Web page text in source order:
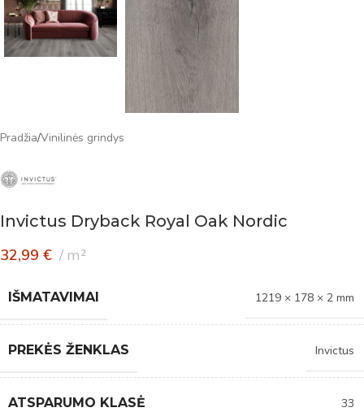
Pradžia/Vinilinės grindys
Invictus Dryback Royal Oak Nordic
32,99 € m²
IŠMATAVIMAI 1219 × 178 × 2 mm
PREKĖS ŽENKLAS Invictus
ATSPARUMO KLASĖ 33